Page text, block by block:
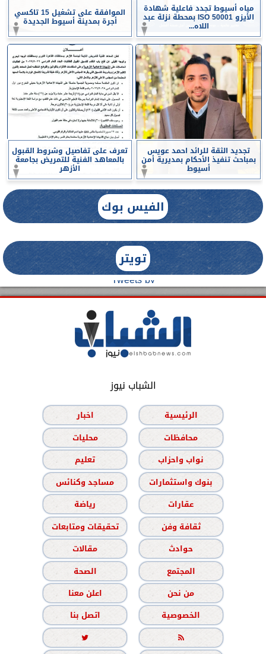
مياه أسيوط تجدد فاعلية شهادة
الأيزو ISO 50001 بمحطة نزلة عبد
اللاه...
الموافقة على تشغيل 15 تاكسي
أجرة بمدينة أسيوط الجديدة
تجديد الثقة للرائد احمد عويس
بمباحث تنفيذ الأحكام بمديرية أمن
أسيوط
تعرف على تفاصيل وشروط القبول
بالمعاهد الفنية للتمريض بجامعة
الأزهر
الفيس بوك
تويتر
Tweets by
الشباب نيوز
الرئيسية
اخبار
محافظات
محليات
نواب واحزاب
تعليم
بنوك واستثمارات
مساجد وكنائس
عقارات
رياضة
ثقافة وفن
تحقيقات ومتابعات
حوادث
مقالات
المجتمع
الصحة
من نحن
اعلن معنا
الخصوصية
اتصل بنا

